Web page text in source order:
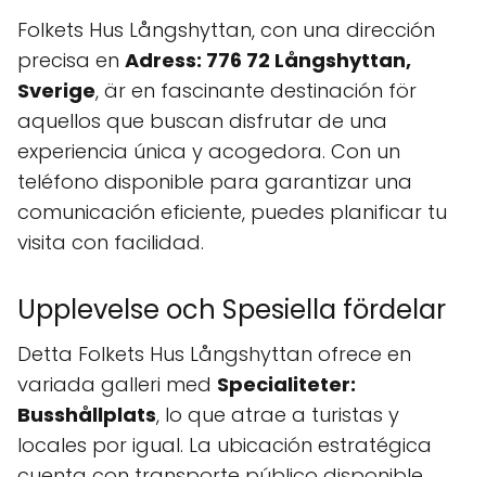
Folkets Hus Långshyttan, con una dirección
precisa en Adress: 776 72 Långshyttan,
Sverige, är en fascinante destinación för
aquellos que buscan disfrutar de una
experiencia única y acogedora. Con un
teléfono disponible para garantizar una
comunicación eficiente, puedes planificar tu
visita con facilidad.
Upplevelse och Spesiella fördelar
Detta Folkets Hus Långshyttan ofrece en
variada galleri med Specialiteter:
Busshållplats, lo que atrae a turistas y
locales por igual. La ubicación estratégica